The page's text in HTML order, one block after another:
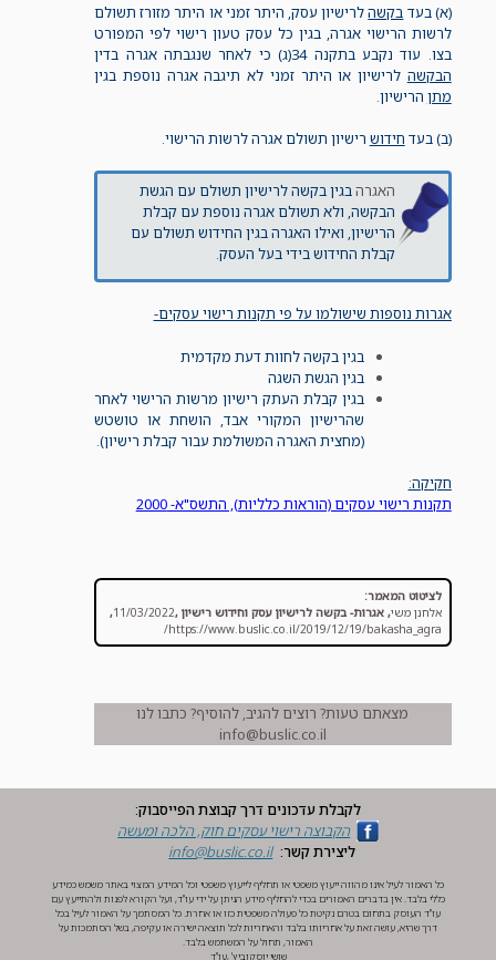
(א) בעד בקשהלרישיון עסק, היתר זמני או היתר מזורז תשולם
לרשות הרישוי אגרה, בגין כל עסק טעון רישוי לפי המפורט
בצו. עוד נקבע בתקנה 34(ג) כי לאחר שנגבתה אגרה בדין
הבקשה לרישיון או היתר זמני לא תיגבה אגרה נוספת בגין
מתן הרישיון.
(ב) בעד חידוש רישיון תשולם אגרה לרשות הרישוי.
האגרהבגין בקשה לרישיון תשולם עם הגשת
הבקשה, ולא תשולם אגרה נוספת עם קבלת
הרישיון, ואילו האגרה בגין החידוש תשולם עם
קבלת החידוש בידי בעל העסק.
אגרות נוספות שישולמו על פי תקנות רישוי עסקים-
בגין בקשה לחוות דעת מקדמית
בגין הגשת השגה
בגין קבלת העתק רישיון מרשות הרישוי לאחר
שהרישיון המקורי אבד, הושחת או טושטש
(מחצית האגרה המשולמת עבור קבלת רישיון).
חקיקה:
תקנות רישוי עסקים (הוראות כלליות), התשס"א- 2000
לציטוט המאמר:
אלחנן משי, אגרות- בקשה לרישיון עסק וחידוש רישיון,
11/03/2022
,
https://www.buslic.co.il/2019/12/19/bakasha_agra/
מצאתם טעות? רוצים להגיב, להוסיף? כתבו לנו
info@buslic.co.il
לקבלת עדכונים דרך קבוצת הפייסבוק:
הקבוצה ‏רישוי עסקים חוק, הלכה ומעשה‏
ליצירת קשר: info@buslic.co.il
כל האמור לעיל אינו מהווה ייעוץ משפטי או תחליף לייעוץ משפטי וכל המידע המצוי באתר משמש כמידע
כללי בלבד. אין בדברים האמורים בכדי להחליף מידע הניתן על ידי עו"ד, ועל הקורא לפנות ולהתייעץ עם
עו"ד העוסק בתחום בטרם נקיטת כל פעולה משפטית כזו או אחרת. כל המסתמך על האמור לעיל בכל
דרך שהיא, עושה זאת על אחריותו בלבד והאחריות לכל תוצאה ישירה או עקיפה, בשל הסתמכות על
האמור, תחול על המשתמש בלבד.
שושי יוסקוביץ' ,עו"ד